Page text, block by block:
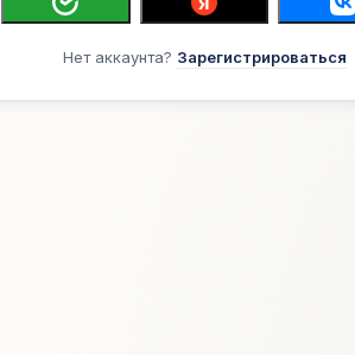
Нет аккаунта? Зарегистрироваться